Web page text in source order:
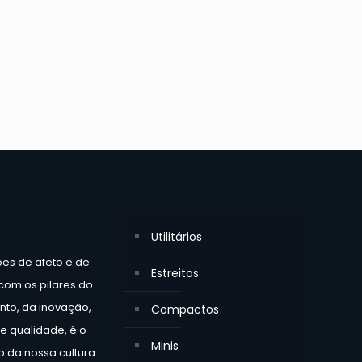
de afeto e de
os pilares do
da inovação,
qualidade, é o
da nossa cultura.
Utilitários
Estreitos
Compactos
Minis